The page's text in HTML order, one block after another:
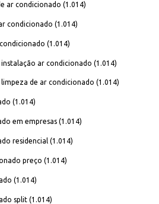
ar condicionado (1.014)
condicionado (1.014)
(1.014)
ar condicionado (1.014)
limpeza de ar condicionado (1.014)
(1.014)
em empresas (1.014)
residencial (1.014)
preço (1.014)
(1.014)
split (1.014)